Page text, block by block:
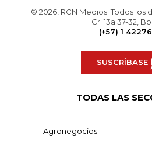
© 2026, RCN Medios. Todos los
Cr. 13a 37-32,
(+57) 1
SUSCRÍBASE
TODAS LAS
Agronegocios